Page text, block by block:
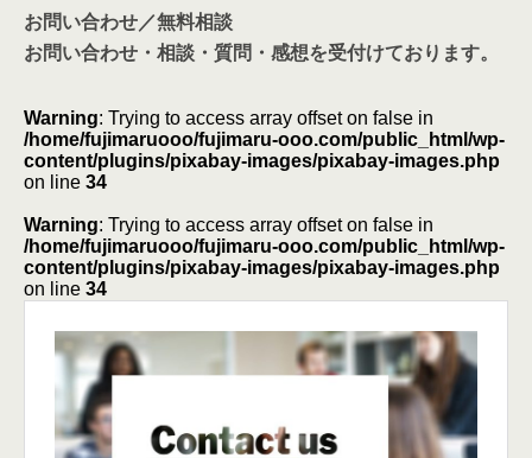
k
お問い合わせ／無料相談
お問い合わせ・相談・質問・感想を受付けております。